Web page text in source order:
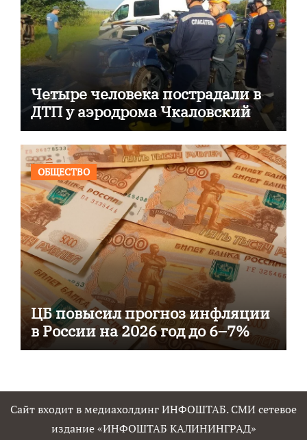
Четыре человека пострадали в
ДТП у аэродрома Чкаловский
ОБЩЕСТВО
ЦБ повысил прогноз инфляции
в России на 2026 год до 6–7%
Сайт входит в медиахолдинг ИНФОШТАБ. СМИ сетевое
издание «ИНФОШТАБ КАЛИНИНГРАД»